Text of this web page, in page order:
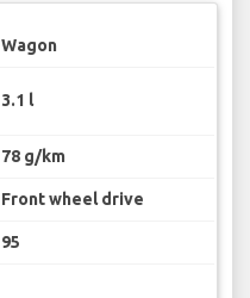
Wagon
3.1 l
78 g/km
Front wheel drive
95